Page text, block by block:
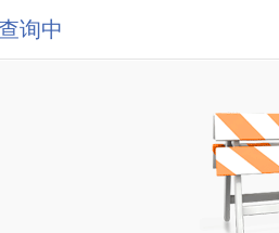
询中